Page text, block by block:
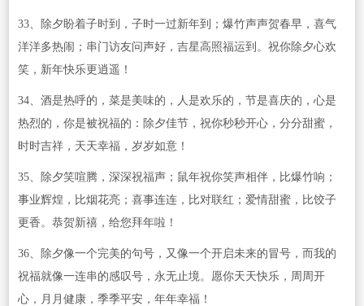
33、除夕盼着子时到，子时一过新年到；爆竹声声贺春早，喜气
洋洋多热闹；串门访友问声好，吉星高照福运到。祝你除夕心欢
笑，新年快乐更逍遥！
34、酒是热呼的，菜是美味的，人是欢乐的，节是喜庆的，心是
热烈的，你是被祝福的：除夕佳节，祝你秒秒开心，分分甜蜜，
时时吉祥，天天幸福，岁岁如意！
35、除夕笑喧腾，深深祝福声；鼠年祝你笑声相伴，比爆竹响；
事业辉煌，比烟花亮；喜事连连，比对联红；爱情甜蜜，比饺子
更香。恭贺新禧，给您拜年啦！
36、除夕像一个完美的句号，又像一个开启未来的冒号，而我的
祝福就像一连串的感叹号，永无止境。愿你天天快乐，周周开
心，月月健康，季季平安，年年幸福！